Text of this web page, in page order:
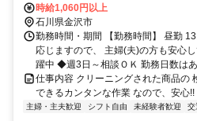
時給1,060円以上
石川県金沢市
勤務時間・期間 【勤務時間】 昼勤
応じますので、 主婦(夫)の方も安心
躍中 ◆週3日～相談ＯＫ 勤務日数はあ
仕事内容 クリーニングされた商品の
できるカンタンな作業 なので、安心!!
主婦・主夫歓迎 シフト自由 未経験者歓迎 交